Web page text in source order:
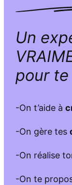
Un
pour
-On t’aide à
-On gère tes
-On réalise
-On te